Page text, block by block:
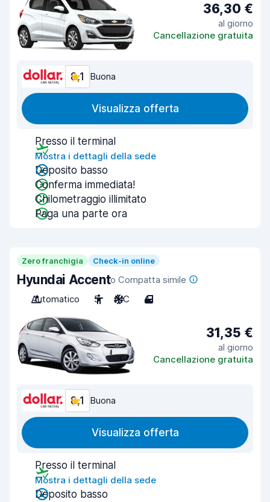
36,30 €
al giorno
Cancellazione gratuita
8,1 Buona
Visualizza offerta
Presso il terminal
Mostra i dettagli della sede
Deposito basso
Conferma immediata!
Chilometraggio illimitato
Paga una parte ora
Zero franchigia Check-in online
Hyundai Accento Compatta simile
Automatico
5 A/C 4
31,35 €
al giorno
Cancellazione gratuita
8,1 Buona
Visualizza offerta
Presso il terminal
Mostra i dettagli della sede
Deposito basso